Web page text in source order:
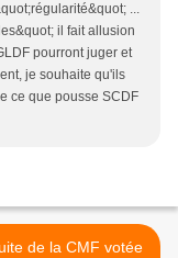
...
il fait allusion
pourront juger et
je souhaite qu'ils
ce que pousse SCDF
de la CMF votée